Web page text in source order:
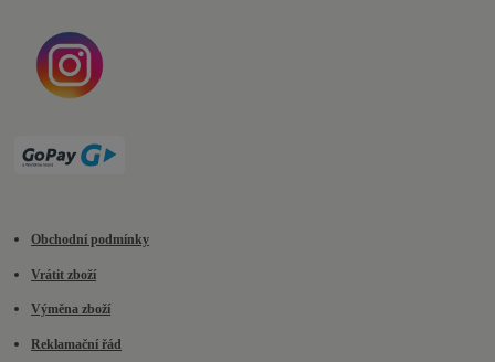
Obchodní podmínky
Vrátit zboží
Výměna zboží
Reklamační řád